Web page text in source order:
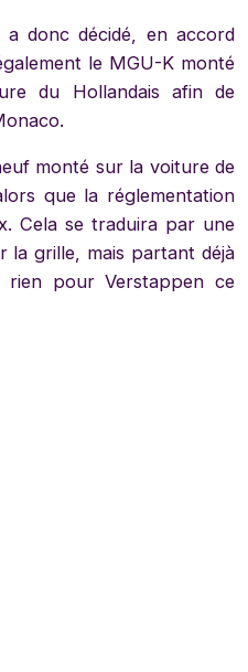
a donc décidé, en accord
le MGU-K monté
du Hollandais afin de
monté sur la voiture de
que la réglementation
Cela se traduira par une
la grille, mais partant déjà
rien pour Verstappen ce